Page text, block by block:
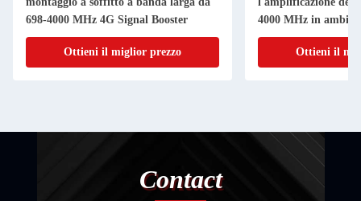
698-4000 MHz 4G Signal Booster
Ottieni il miglior prezzo
4000 MHz in
Ottieni il
Contact